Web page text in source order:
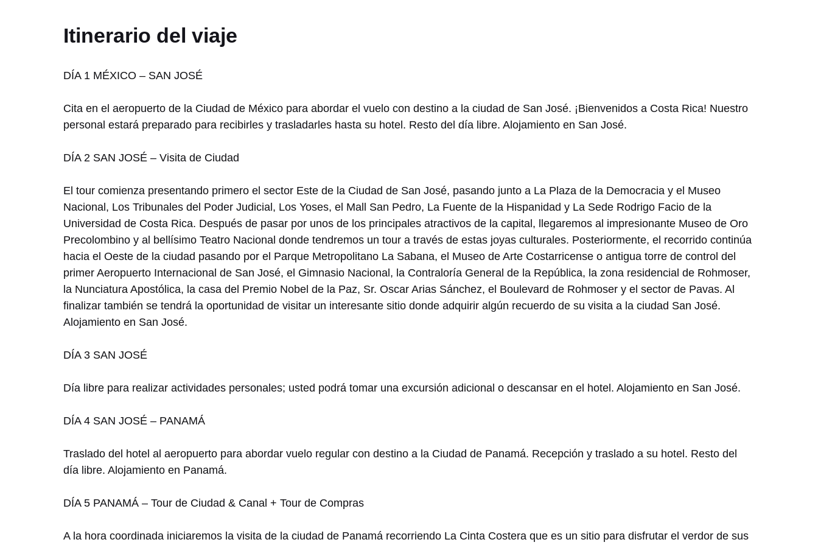
Itinerario del viaje
DÍA 1 MÉXICO – SAN JOSÉ
Cita en el aeropuerto de la Ciudad de México para abordar el vuelo con destino a la ciudad de San José. ¡Bienvenidos a Costa Rica! Nuestro
personal estará preparado para recibirles y trasladarles hasta su hotel. Resto del día libre. Alojamiento en San José.
DÍA 2 SAN JOSÉ – Visita de Ciudad
El tour comienza presentando primero el sector Este de la Ciudad de San José, pasando junto a La Plaza de la Democracia y el Museo
Nacional, Los Tribunales del Poder Judicial, Los Yoses, el Mall San Pedro, La Fuente de la Hispanidad y La Sede Rodrigo Facio de la
Universidad de Costa Rica. Después de pasar por unos de los principales atractivos de la capital, llegaremos al impresionante Museo de Oro
Precolombino y al bellísimo Teatro Nacional donde tendremos un tour a través de estas joyas culturales. Posteriormente, el recorrido continúa
hacia el Oeste de la ciudad pasando por el Parque Metropolitano La Sabana, el Museo de Arte Costarricense o antigua torre de control del
primer Aeropuerto Internacional de San José, el Gimnasio Nacional, la Contraloría General de la República, la zona residencial de Rohmoser,
la Nunciatura Apostólica, la casa del Premio Nobel de la Paz, Sr. Oscar Arias Sánchez, el Boulevard de Rohmoser y el sector de Pavas. Al
finalizar también se tendrá la oportunidad de visitar un interesante sitio donde adquirir algún recuerdo de su visita a la ciudad San José.
Alojamiento en San José.
DÍA 3 SAN JOSÉ
Día libre para realizar actividades personales; usted podrá tomar una excursión adicional o descansar en el hotel. Alojamiento en San José.
DÍA 4 SAN JOSÉ – PANAMÁ
Traslado del hotel al aeropuerto para abordar vuelo regular con destino a la Ciudad de Panamá. Recepción y traslado a su hotel. Resto del
día libre. Alojamiento en Panamá.
DÍA 5 PANAMÁ – Tour de Ciudad & Canal + Tour de Compras
A la hora coordinada iniciaremos la visita de la ciudad de Panamá recorriendo La Cinta Costera que es un sitio para disfrutar el verdor de sus